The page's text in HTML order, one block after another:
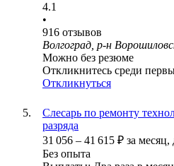
4.1
•
916 отзывов
Волгоград, р-н
Можно без резюме
Откликнитесь среди
Откликнуться
Слесарь по ремонту
разряда
31 056 – 41 615 ₽ за месяц,
Без опыта